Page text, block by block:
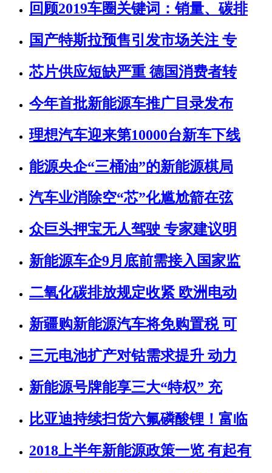
回顾2019车圈关键词：销量、碳排
国产特斯拉预售引发市场关注 专
芯片供应短缺严重 德国消费者转
今年首批新能源车推广目录发布
理想汽车迎来第10000台新车下线
能源央企“三桶油”的新能源棋局
汽车业消除空“芯”化尴尬箭在弦
众巨头押宝无人驾驶 专家建议明
新能源车企9月底前需接入国家监
二氧化碳排放规定收紧 欧洲电动
新疆购新能源汽车将免购置税 可
三元电池扩产对钴需求提升 动力
新能源号牌能享三大“特权” 充
比亚迪持续扫货六氟磷酸锂！富临
2018上半年新能源政策一览 有起有